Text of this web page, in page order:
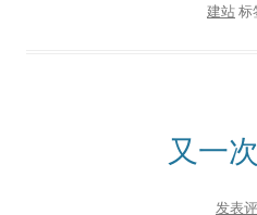
建站标
又一
发表